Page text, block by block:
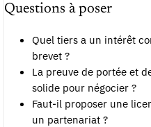
Questions à poser
Quel tiers a un intérêt
brevet ?
La preuve de portée et
solide pour négocier ?
Faut-il proposer une
un partenariat ?